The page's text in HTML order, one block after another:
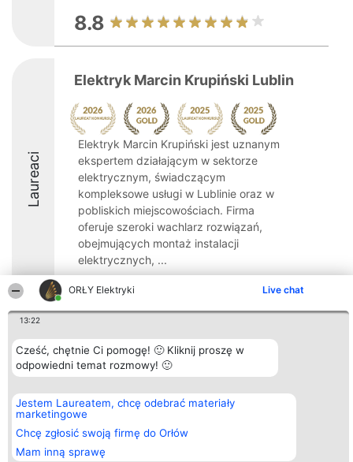
ORŁY Elektryki Live chat
13:22
Cześć, chętnie Ci pomogę! 🙂 Kliknij proszę w
odpowiedni temat rozmowy! 🙂
Jestem Laureatem, chcę odebrać materiały
marketingowe
Chcę zgłosić swoją firmę do Orłów
Mam inną sprawę
8.8
Laureaci
Elektryk Marcin Krupiński Lublin
Elektryk Marcin Krupiński jest uznanym
ekspertem działającym w sektorze
elektrycznym, świadczącym
kompleksowe usługi w Lublinie oraz w
pobliskich miejscowościach. Firma
oferuje szeroki wachlarz rozwiązań,
obejmujących montaż instalacji
elektrycznych, ...
10
Organizator plebiscytu
Bright Side Solutions sp. z o.
o. sp. k.
ul. Ruska 22
Wrocław 50-079
KRS 0000749100 | Regon
381313360 | NIP 8943132676
+48 508 492 400
Plebiscyt
Laureaci
Lista
wszystkich
Laureatów
Zasady
Polityka
Prywatności
Kontakt
Kontakt